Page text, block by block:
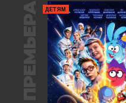
ПРЕМЬЕРА ДЕТЯМ